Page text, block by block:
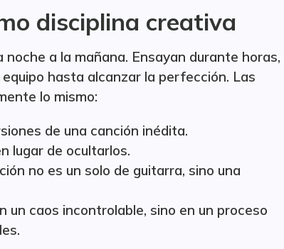
disciplina creativa
a la mañana. Ensayan durante horas,
hasta alcanzar la perfección. Las
lo mismo:
de una canción inédita.
lugar de ocultarlos.
no es un solo de guitarra, sino una
caos incontrolable, sino en un proceso